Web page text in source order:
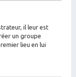
il leur est
un groupe
lieu en lui